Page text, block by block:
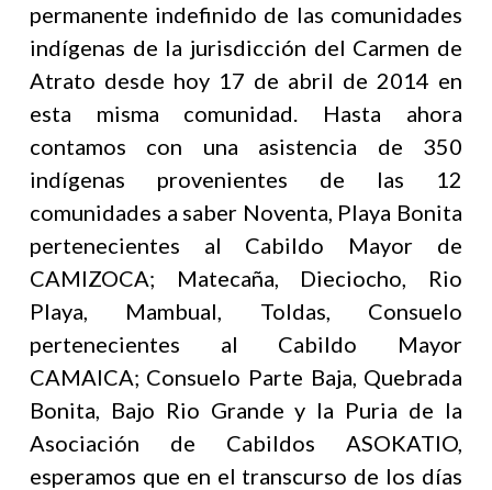
permanente indefinido de las comunidades
indígenas de la jurisdicción del Carmen de
Atrato desde hoy 17 de abril de 2014 en
esta misma comunidad. Hasta ahora
contamos con una asistencia de 350
indígenas provenientes de las 12
comunidades a saber Noventa, Playa Bonita
pertenecientes al Cabildo Mayor de
CAMIZOCA; Matecaña, Dieciocho, Rio
Playa, Mambual, Toldas, Consuelo
pertenecientes al Cabildo Mayor
CAMAICA; Consuelo Parte Baja, Quebrada
Bonita, Bajo Rio Grande y la Puria de la
Asociación de Cabildos ASOKATIO,
esperamos que en el transcurso de los días